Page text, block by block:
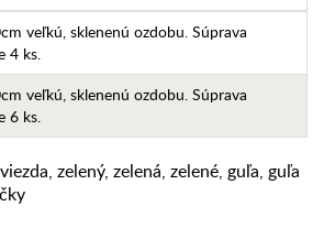
veľkú, sklenenú ozdobu. Súprava
4 ks.
veľkú, sklenenú ozdobu. Súprava
6 ks.
, zelený, zelená, zelené, guľa, guľa